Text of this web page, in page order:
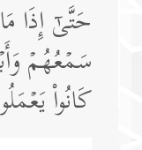
حَتَّىٰۤ إِذَا
سَمۡعُهُمۡ
كَانُوا۟